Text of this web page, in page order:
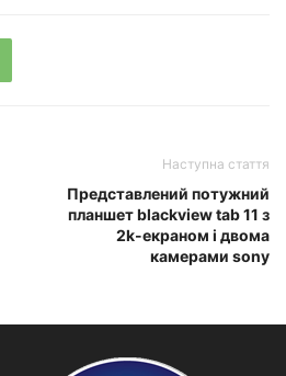
Наступна стаття
Представлений потужний
планшет blackview tab 11 з
2k-екраном і двома
камерами sony